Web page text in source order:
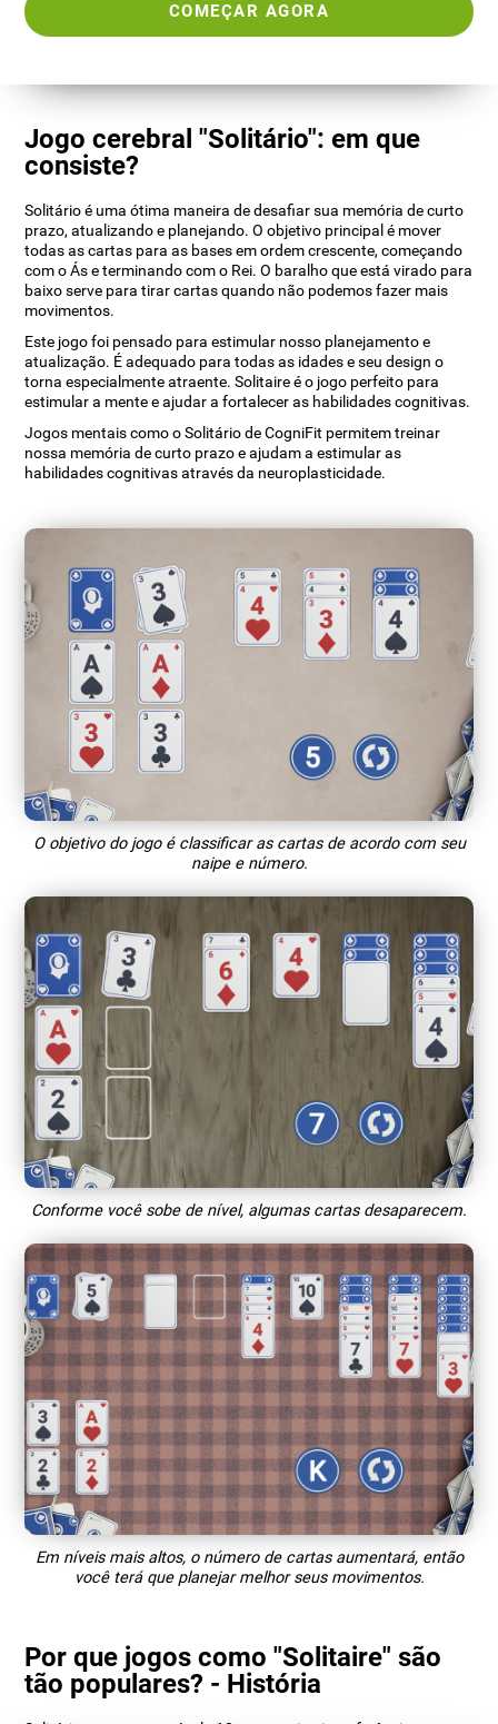
COMEÇAR AGORA
Jogo cerebral "Solitário": em que
consiste?
Solitário é uma ótima maneira de desafiar sua memória de curto
prazo, atualizando e planejando. O objetivo principal é mover
todas as cartas para as bases em ordem crescente, começando
com o Ás e terminando com o Rei. O baralho que está virado para
baixo serve para tirar cartas quando não podemos fazer mais
movimentos.
Este jogo foi pensado para estimular nosso planejamento e
atualização. É adequado para todas as idades e seu design o
torna especialmente atraente. Solitaire é o jogo perfeito para
estimular a mente e ajudar a fortalecer as habilidades cognitivas.
Jogos mentais como o Solitário de CogniFit permitem treinar
nossa memória de curto prazo e ajudam a estimular as
habilidades cognitivas através da neuroplasticidade.
O objetivo do jogo é classificar as cartas de acordo com seu
naipe e número.
Conforme você sobe de nível, algumas cartas desaparecem.
Em níveis mais altos, o número de cartas aumentará, então
você terá que planejar melhor seus movimentos.
Por que jogos como "Solitaire" são
tão populares? - História